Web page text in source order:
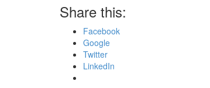
Share this:
Facebook
Google
Twitter
LinkedIn